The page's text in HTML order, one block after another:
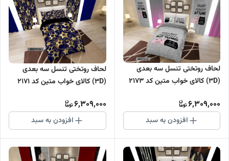
لحاف روتختی تنسل سه بعدی
(3D) کالای خواب متین کد 2173
6,309,000
افزودن به سبد
لحاف روتختی تنسل سه بعدی
(3D) کالای خواب متین کد 2171
6,309,000
افزودن به سبد